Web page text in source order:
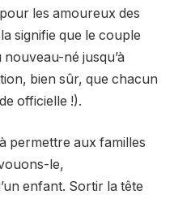
les amoureux des
signifie que le couple
né jusqu’à
bien sûr, que chacun
officielle !).
permettre aux familles
le,
enfant. Sortir la tête